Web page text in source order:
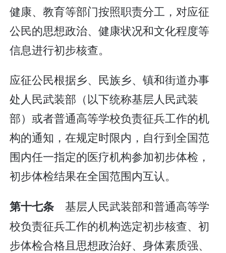
健康、教育等部门按照职责分工，对应征
公民的思想政治、健康状况和文化程度等
信息进行初步核查。
应征公民根据乡、民族乡、镇和街道办事
处人民武装部（以下统称基层人民武装
部）或者普通高等学校负责征兵工作的机
构的通知，在规定时限内，自行到全国范
围内任一指定的医疗机构参加初步体检，
初步体检结果在全国范围内互认。
第十七条 基层人民武装部和普通高等学
校负责征兵工作的机构选定初步核查、初
步体检合格且思想政治好、身体素质强、